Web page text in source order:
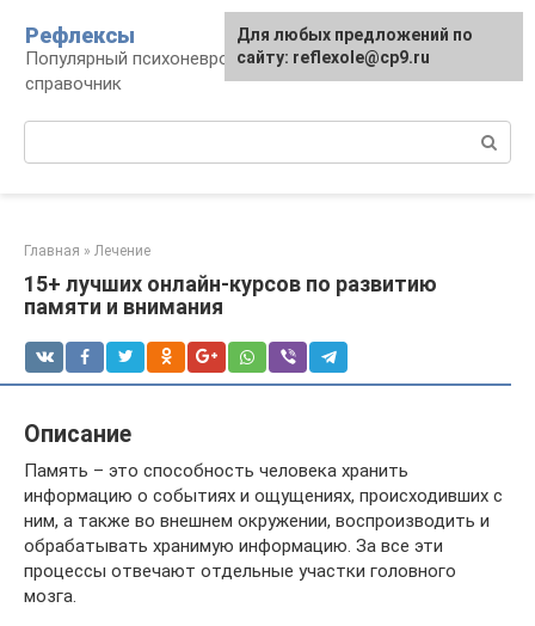
контенту
Рефлексы
Популярный психоневрологический
справочник
Главная » Лечение
15+ лучших онлайн-курсов по развитию
памяти и внимания
Описание
Память – это способность человека хранить
информацию о событиях и ощущениях, происходивших с
ним, а также во внешнем окружении, воспроизводить и
обрабатывать хранимую информацию. За все эти
процессы отвечают отдельные участки головного
мозга.
Для любых предложений по
сайту: reflexole@cp9.ru